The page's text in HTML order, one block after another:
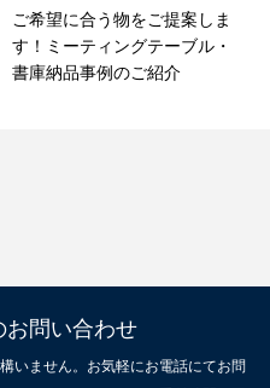
ご希望に合う物をご提案しま
す！ミーティングテーブル・
書庫納品事例のご紹介
お問い合わせ
いません。お気軽にお電話にてお問